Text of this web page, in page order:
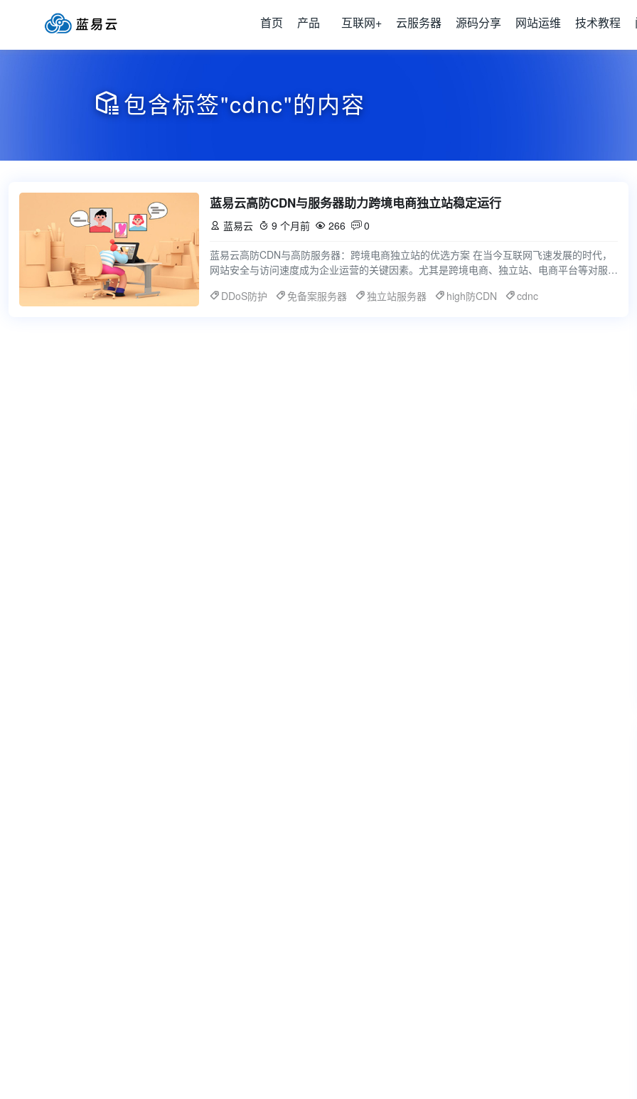
首页 产品 互联网+ 云服务器 源码分享 网站运维 技术教程
包含标签"cdnc"的内容
蓝易云高防CDN与服务器助力跨境电商独立站稳定运行
 蓝易云  9 个月前  266  0
蓝易云高防CDN与高防服务器：跨境电商独立站的优选方案 在当今互联网飞速发展的时代，
网站安全与访问速度成为企业运营的关键因素。尤其是跨境电商、独立站、电商平台等对服务
DDoS防护
免备案服务器 独立站服务器 high防CDN cdnc